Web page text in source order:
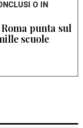
O IN
punta sul
scuole